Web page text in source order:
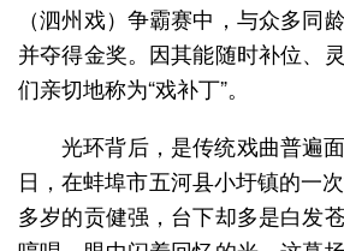
（泗州戏）争霸赛中，与众多同
并夺得金奖。因其能随时补位、
们亲切地称为“戏补丁”。
光环背后，是传统戏曲普遍
日，在蚌埠市五河县小圩镇的一
多岁的贡健强，台下却多是白发